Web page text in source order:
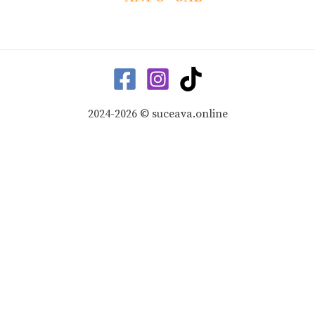
2024-2026 © suceava.online